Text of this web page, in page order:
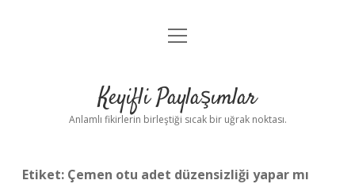
Anasayfa
Yasal Uyarı
menüyü
Keyifli Paylaşımlar
Anlamlı fikirlerin birleştiği sıcak bir uğrak noktası.
Etiket: Çemen otu adet düzensizliği yapar mı